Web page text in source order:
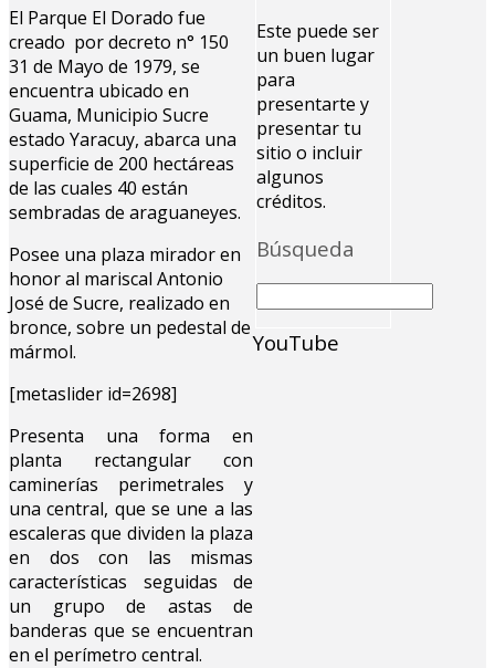
Este puede ser
un buen lugar
para
presentarte y
presentar tu
sitio o incluir
algunos
créditos.
Búsqueda
El Parque El Dorado fue
creado por decreto n° 150
31 de Mayo de 1979, se
encuentra ubicado en
Guama, Municipio Sucre
estado Yaracuy, abarca una
superficie de 200 hectáreas
de las cuales 40 están
sembradas de araguaneyes.
Posee una plaza mirador en
honor al mariscal Antonio
José de Sucre, realizado en
bronce, sobre un pedestal de
mármol.
[metaslider id=2698]
Presenta una forma en
planta rectangular con
caminerías perimetrales y
una central, que se une a las
escaleras que dividen la plaza
en dos con las mismas
características seguidas de
un grupo de astas de
banderas que se encuentran
en el perímetro central.
YouTube